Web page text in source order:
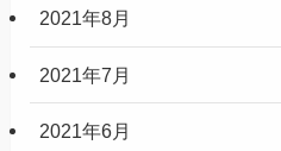
2021年8月
2021年7月
2021年6月